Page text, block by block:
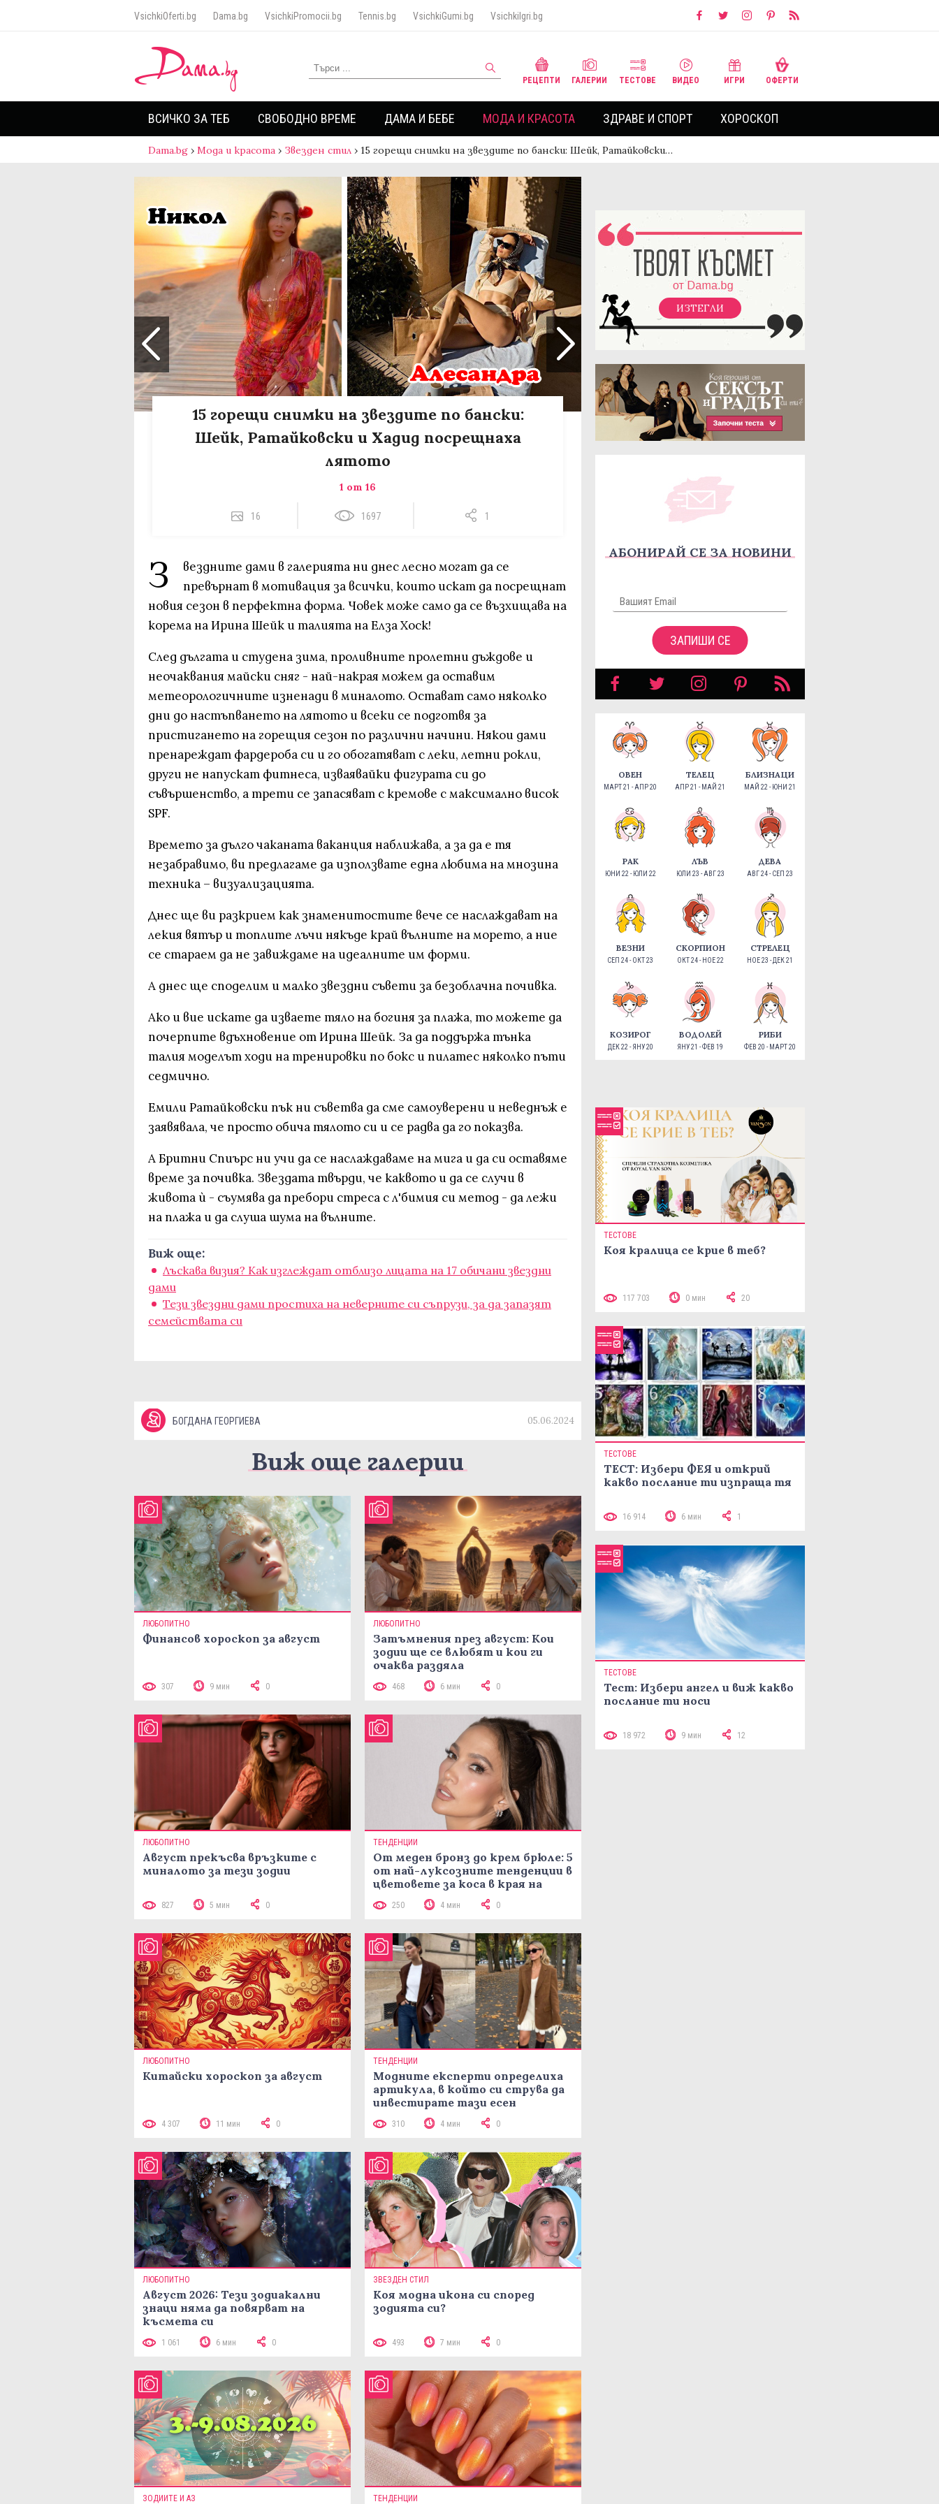
VsichkiOferti.bg Dama.bg VsichkiPromocii.bg Tennis.bg VsichkiGumi.bg VsichkiIgri.bg
РЕЦЕПТИ ГАЛЕРИИ ТЕСТОВЕ ВИДЕО ИГРИ ОФЕРТИ
ВСИЧКО ЗА ТЕБ СВОБОДНО ВРЕМЕ ДАМА И БЕБЕ МОДА И КРАСОТА ЗДРАВЕ И СПОРТ ХОРОСКОП
Dama.bg › Мода и красота › Звезден стил › 15 горещи снимки на звездите по бански: Шейк, Ратайковски…
15 горещи снимки на звездите по бански:
Шейк, Ратайковски и Хадид посрещнаха
лятото
1 от 16
16 1697 1
З
вездните дами в галерията ни днес лесно могат да се
превърнат в мотивация за всички, които искат да посрещнат
новия сезон в перфектна форма. Човек може само да се възхищава на
корема на Ирина Шейк и талията на Елза Хоск!
След дългата и студена зима, проливните пролетни дъждове и
неочаквания майски сняг - най-накрая можем да оставим
метеорологичните изненади в миналото. Остават само няколко
дни до настъпването на лятото и всеки се подготвя за
пристигането на горещия сезон по различни начини. Някои дами
пренареждат фардероба си и го обогатяват с леки, летни рокли,
други не напускат фитнеса, изваявайки фигурата си до
съвършенство, а трети се запасяват с кремове с максимално висок
SPF.
Времето за дълго чаканата ваканция наближава, а за да е тя
незабравимо, ви предлагаме да използвате една любима на мнозина
техника – визуализацията.
Днес ще ви разкрием как знаменитостите вече се наслаждават на
лекия вятър и топлите лъчи някъде край вълните на морето, а ние
се стараем да не завиждаме на идеалните им форми.
А днес ще споделим и малко звездни съвети за безоблачна почивка.
Ако и вие искате да изваете тяло на богиня за плажа, то можете да
почерпите вдъхновение от Ирина Шейк. За да поддържа тънка
талия моделът ходи на тренировки по бокс и пилатес няколко пъти
седмично.
Емили Ратайковски пък ни съветва да сме самоуверени и неведнъж е
заявявала, че просто обича тялото си и се радва да го показва.
А Бритни Спиърс ни учи да се наслаждаваме на мига и да си оставяме
време за почивка. Звездата твърди, че каквото и да се случи в
живота ѝ - съумява да пребори стреса с л'бимия си метод - да лежи
на плажа и да слуша шума на вълните.
Виж още:
Лъскава визия? Как изглеждат отблизо лицата на 17 обичани звездни
дами
Тези звездни дами простиха на неверните си съпрузи, за да запазят
семействата си
БОГДАНА ГЕОРГИЕВА 05.06.2024
Виж още галерии
ЛЮБОПИТНО
Финансов хороскоп за август
307 9 мин 0
ЛЮБОПИТНО
Затъмнения през август: Кои
зодии ще се влюбят и кои ги
очаква раздяла
468 6 мин 0
ЛЮБОПИТНО
Август прекъсва връзките с
миналото за тези зодии
827 5 мин 0
ТЕНДЕНЦИИ
От меден бронз до крем брюле: 5
от най-луксозните тенденции в
цветовете за коса в края на
250 4 мин 0
ЛЮБОПИТНО
Китайски хороскоп за август
4 307 11 мин 0
ТЕНДЕНЦИИ
Модните експерти определиха
артикула, в който си струва да
инвестирате тази есен
310 4 мин 0
ЛЮБОПИТНО
Август 2026: Тези зодиакални
знаци няма да повярват на
късмета си
1 061 6 мин 0
ЗВЕЗДЕН СТИЛ
Коя модна икона си според
зодията си?
493 7 мин 0
ЗОДИИТЕ И АЗ ТЕНДЕНЦИИ
ИЗТЕГЛИ
АБОНИРАЙ СЕ ЗА НОВИНИ
ЗАПИШИ СЕ
ОВЕН
МАРТ 21 - АПР 20
ТЕЛЕЦ
АПР 21 - МАЙ 21
БЛИЗНАЦИ
МАЙ 22 - ЮНИ 21
РАК
ЮНИ 22 - ЮЛИ 22
ЛЪВ
ЮЛИ 23 - АВГ 23
ДЕВА
АВГ 24 - СЕП 23
ВЕЗНИ
СЕП 24 - ОКТ 23
СКОРПИОН
ОКТ 24 - НОЕ 22
СТРЕЛЕЦ
НОЕ 23 - ДЕК 21
КОЗИРОГ
ДЕК 22 - ЯНУ 20
ВОДОЛЕЙ
ЯНУ 21 - ФЕВ 19
РИБИ
ФЕВ 20 - МАРТ 20
ТЕСТОВЕ
Коя кралица се крие в теб?
117 703 0 мин 20
ТЕСТОВЕ
ТЕСТ: Избери ФЕЯ и открий
какво послание ти изпраща тя
16 914 6 мин 1
ТЕСТОВЕ
Тест: Избери ангел и виж какво
послание ти носи
18 972 9 мин 12